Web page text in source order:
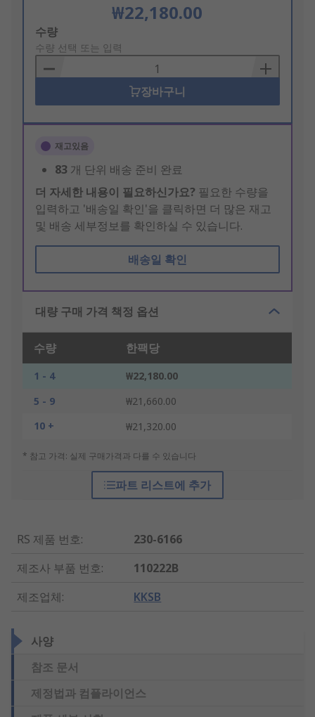
₩22,180.00
Add
to
Basket
수량
수량 선택 또는 입력
장바구니
재고있음
83 개 단위 배송 준비 완료
더 자세한 내용이 필요하신가요? 필요한 수량을
입력하고 '배송일 확인'을 클릭하면 더 많은 재고
및 배송 세부정보를 확인하실 수 있습니다.
배송일 확인
대량 구매 가격 책정 옵션
수량 한팩당
1 - 4
₩22,180.00
5 - 9
₩21,660.00
10 +
₩21,320.00
* 참고 가격: 실제 구매가격과 다를 수 있습니다
파트 리스트에 추가
RS 제품 번호:
230-6166
제조사 부품 번호:
110222B
제조업체: KKSB
사양
참조 문서
제정법과 컴플라이언스